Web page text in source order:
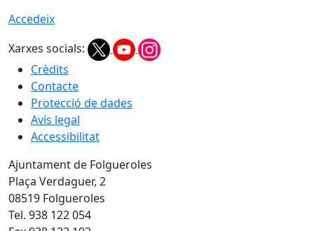
Accedeix
Xarxes socials:
Crèdits
Contacte
Protecció de dades
Avís legal
Accessibilitat
Ajuntament de Folgueroles
Plaça Verdaguer, 2
08519 Folgueroles
Tel. 938 122 054